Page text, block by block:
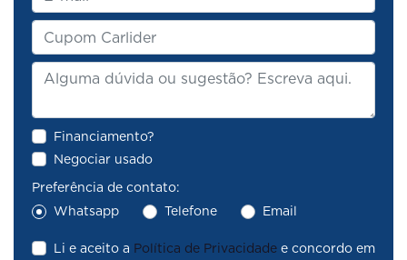
Financiamento?
Negociar usado
Preferência de contato:
Whatsapp
Telefone Email
Li e aceito a Política de Privacidade e concordo em